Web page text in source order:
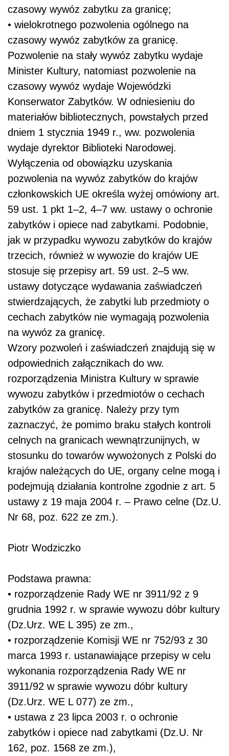
czasowy wywóz zabytku za granicę;
• wielokrotnego pozwolenia ogólnego na
czasowy wywóz zabytków za granicę.
Pozwolenie na stały wywóz zabytku wydaje
Minister Kultury, natomiast pozwolenie na
czasowy wywóz wydaje Wojewódzki
Konserwator Zabytków. W odniesieniu do
materiałów bibliotecznych, powstałych przed
dniem 1 stycznia 1949 r., ww. pozwolenia
wydaje dyrektor Biblioteki Narodowej.
Wyłączenia od obowiązku uzyskania
pozwolenia na wywóz zabytków do krajów
członkowskich UE określa wyżej omówiony art.
59 ust. 1 pkt 1–2, 4–7 ww. ustawy o ochronie
zabytków i opiece nad zabytkami. Podobnie,
jak w przypadku wywozu zabytków do krajów
trzecich, również w wywozie do krajów UE
stosuje się przepisy art. 59 ust. 2–5 ww.
ustawy dotyczące wydawania zaświadczeń
stwierdzających, że zabytki lub przedmioty o
cechach zabytków nie wymagają pozwolenia
na wywóz za granicę.
Wzory pozwoleń i zaświadczeń znajdują się w
odpowiednich załącznikach do ww.
rozporządzenia Ministra Kultury w sprawie
wywozu zabytków i przedmiotów o cechach
zabytków za granicę. Należy przy tym
zaznaczyć, że pomimo braku stałych kontroli
celnych na granicach wewnątrzunijnych, w
stosunku do towarów wywożonych z Polski do
krajów należących do UE, organy celne mogą i
podejmują działania kontrolne zgodnie z art. 5
ustawy z 19 maja 2004 r. – Prawo celne (Dz.U.
Nr 68, poz. 622 ze zm.).
Piotr Wodziczko
Podstawa prawna:
• rozporządzenie Rady WE nr 3911/92 z 9
grudnia 1992 r. w sprawie wywozu dóbr kultury
(Dz.Urz. WE L 395) ze zm.,
• rozporządzenie Komisji WE nr 752/93 z 30
marca 1993 r. ustanawiające przepisy w celu
wykonania rozporządzenia Rady WE nr
3911/92 w sprawie wywozu dóbr kultury
(Dz.Urz. WE L 077) ze zm.,
• ustawa z 23 lipca 2003 r. o ochronie
zabytków i opiece nad zabytkami (Dz.U. Nr
162, poz. 1568 ze zm.),